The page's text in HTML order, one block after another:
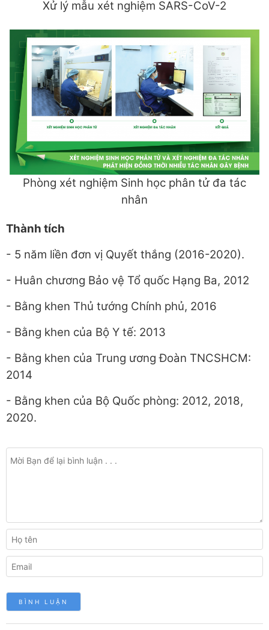
Xử lý mẫu xét nghiệm SARS-CoV-2
Phòng xét nghiệm Sinh học phân tử đa tác
nhân
Thành tích
- 5 năm liền đơn vị Quyết thắng (2016-2020).
- Huân chương Bảo vệ Tổ quốc Hạng Ba, 2012
- Bằng khen Thủ tướng Chính phủ, 2016
- Bằng khen của Bộ Y tế: 2013
- Bằng khen của Trung ương Đoàn TNCSHCM:
2014
- Bằng khen của Bộ Quốc phòng: 2012, 2018,
2020.